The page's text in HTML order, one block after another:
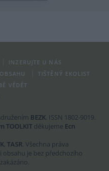
INZERUJTE U NÁS
TIŠTĚNÝ EKOLIST
VĚDĚT
BEZK. ISSN 1802-9019.
TOOLKIT děkujeme Ecn
, TASR. Všechna práva
je bez předchozího